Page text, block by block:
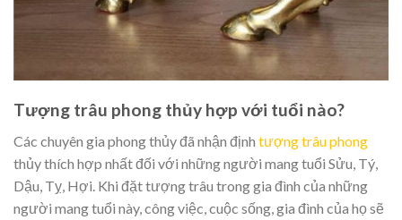
Tượng trâu phong thủy hợp với tuổi nào?
Các chuyên gia phong thủy đã nhận định tượng trâu phong
thủy thích hợp nhất đối với những người mang tuổi Sửu, Tý,
Dậu, Tỵ, Hợi. Khi đặt tượng trâu trong gia đình của những
người mang tuổi này, công việc, cuộc sống, gia đình của họ sẽ